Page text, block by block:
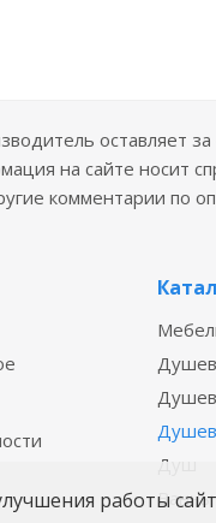
оставляет
на сайте носит
комментарии по
Душ
Ванны
работы